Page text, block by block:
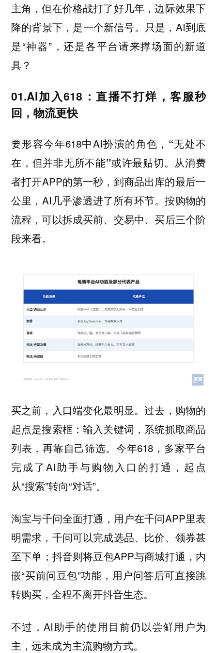
主角，但在价格战打了好几年，边际效果下
降的背景下，是一个新信号。只是，AI到底
是“神器”，还是各平台请来撑场面的新道
具？
01.AI加入618：直播不打烊，客服秒
回，物流更快
要形容今年618中AI扮演的角色， “无处不
在，但并非无所不能”或许最贴切。从消费
者打开APP的第一秒，到商品出库的最后一
公里，AI几乎渗透进了所有环节。按购物的
流程，可以拆成买前、交易中、买后三个阶
段来看。
买之前，入口端变化最明显。过去，购物的
起点是搜索框：输入关键词，系统抓取商品
列表，再靠自己筛选。今年618，多家平台
完成了AI助手与购物入口的打通，起点
从“搜索”转向“对话”。
淘宝与千问全面打通，用户在千问APP里表
明需求，千问可以完成选品、比价、领券甚
至下单；抖音则将豆包APP与商城打通，内
嵌“买前问豆包”功能，用户问答后可直接跳
转购买，全程不离开抖音生态。
不过，AI助手的使用目前仍以尝鲜用户为
主，远未成为主流购物方式。